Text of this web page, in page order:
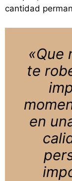
cantidad
«Que
te
en